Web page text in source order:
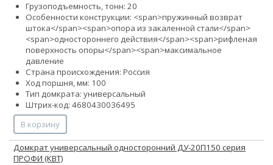
Грузоподъемность, тонн: 20
Особенности конструкции: <span>пружинный возврат
штока</span><span>опора из закаленной стали</span>
<span>одностороннего действия</span><span>рифленая
поверхность опоры</span><span>максимальное
давление
Страна происхождения: Россия
Ход поршня, мм: 100
Тип домкрата: универсальный
Штрих-код: 4680430036495
В корзину
Домкрат универсальный односторонний ДУ-20П150 серия
ПРОФИ (КВТ)